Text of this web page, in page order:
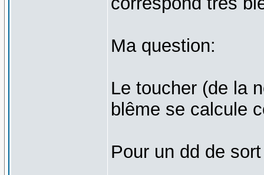
Ma question:
Le toucher (de la
blême se calcule
Pour un dd de